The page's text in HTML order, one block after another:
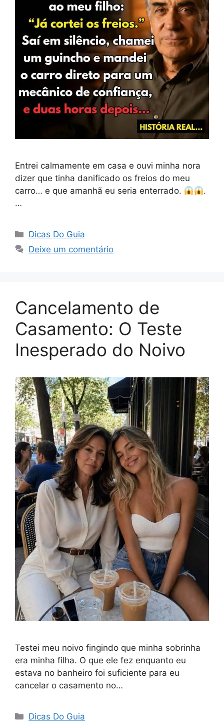
Entrei calmamente em casa e ouvi minha nora
dizer que tinha danificado os freios do meu
carro… e que amanhã eu seria enterrado.
.
…
Categorias
Dicas Do Guia
Deixe um comentário
Cancelamento de
Casamento: O Teste
Inesperado do Noivo
Testei meu noivo fingindo que minha sobrinha
era minha filha. O que ele fez enquanto eu
estava no banheiro foi suficiente para eu
cancelar o casamento no…
Categorias
Dicas Do Guia